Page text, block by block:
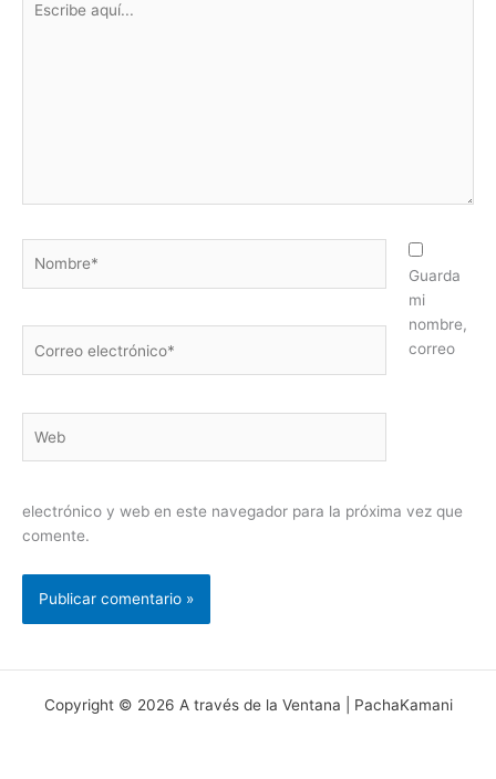
aquí...
electrónico*
Guarda
mi
nombre,
correo
electrónico y web en este navegador para la próxima vez que
comente.
Copyright © 2026 A través de la Ventana | PachaKamani